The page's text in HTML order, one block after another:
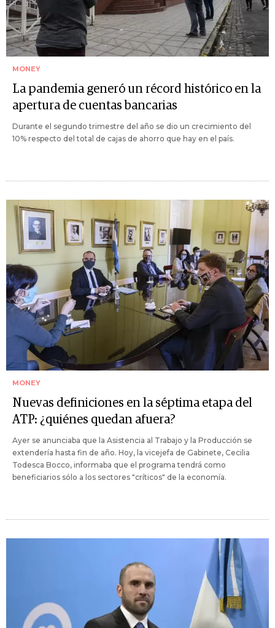
MONEY
La pandemia generó un récord histórico en la
apertura de cuentas bancarias
Durante el segundo trimestre del año se dio un crecimiento del
10% respecto del total de cajas de ahorro que hay en el país.
MONEY
Nuevas definiciones en la séptima etapa del
ATP: ¿quiénes quedan afuera?
Ayer se anunciaba que la Asistencia al Trabajo y la Producción se
extendería hasta fin de año. Hoy, la vicejefa de Gabinete, Cecilia
Todesca Bocco, informaba que el programa tendrá como
beneficiarios sólo a los sectores "críticos" de la economía.